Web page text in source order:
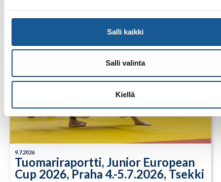
Salli kaikki
Salli valinta
Kiellä
9.7.2026
Tuomariraportti, Junior European
Cup 2026, Praha 4.-5.7.2026, Tsekki